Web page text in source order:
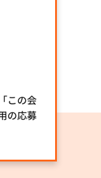
この会
の応募